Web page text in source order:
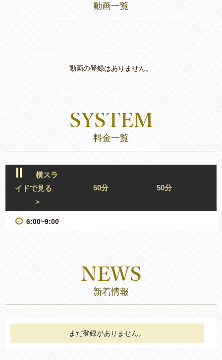
動画一覧
動画の登録はありません。
料金一覧
横スラ
イドで見る
＞
50分 50分
6:00~9:00
新着情報
まだ登録がありません。